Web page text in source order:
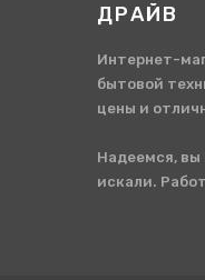
ДРАЙВ
Интернет-
бытовой
цены и
Надеемся, вы
искали.